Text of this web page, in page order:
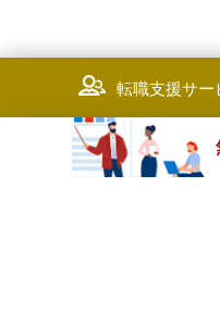
転職支援サー